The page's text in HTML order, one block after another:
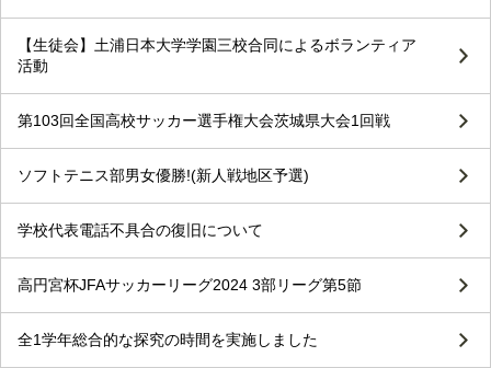
【生徒会】土浦日本大学学園三校合同によるボランティア
活動
第103回全国高校サッカー選手権大会茨城県大会1回戦
ソフトテニス部男女優勝!(新人戦地区予選)
学校代表電話不具合の復旧について
高円宮杯JFAサッカーリーグ2024 3部リーグ第5節
全1学年総合的な探究の時間を実施しました